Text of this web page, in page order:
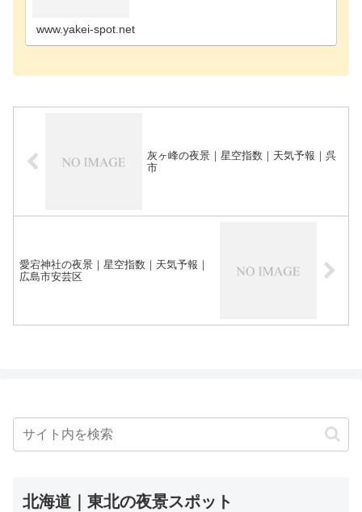
www.yakei-spot.net
灰ヶ峰の夜景｜星空指数｜天気予報｜呉
市
愛宕神社の夜景｜星空指数｜天気予報｜
広島市安芸区
北海道｜東北の夜景スポット